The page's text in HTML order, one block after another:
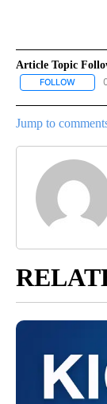
Article Topic
FOLLOW
Jump to